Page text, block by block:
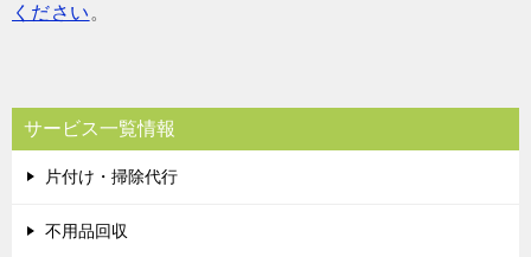
ください 。
サービス一覧情報
片付け・掃除代行
不用品回収